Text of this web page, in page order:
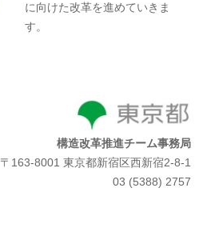
に向けた改革を進めていきま
す。
構造改革推進チーム事務局
〒163-8001 東京都新宿区西新宿2-8-1
03 (5388) 2757